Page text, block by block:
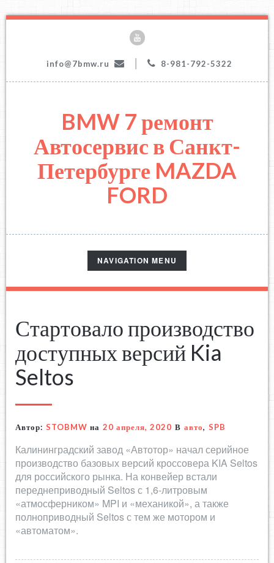
info@7bmw.ru 8-981-792-5322
BMW 7 ремонт
Автосервис в Санкт-
Петербурге MAZDA
FORD
TOGGLE
NAVIGATION
NAVIGATION MENU
Стартовало производство
доступных версий Kia
Seltos
Автор: STOBMW на 20 апреля, 2020 В авто, SPB
Калининградский завод «Автотор» начал серийное
производство базовых версий кроссовера KIA Seltos
для российского рынка. На конвейер встали
переднеприводный Seltos с 1,6-литровым
«атмосферником» MPI и «механикой», а также
полноприводный Seltos с тем же мотором и
«автоматом».